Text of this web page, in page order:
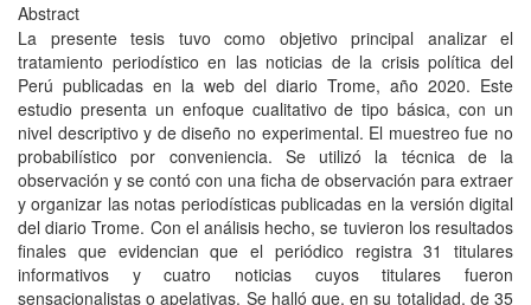
Abstract
La presente tesis tuvo como objetivo principal analizar el
tratamiento periodístico en las noticias de la crisis política del
Perú publicadas en la web del diario Trome, año 2020. Este
estudio presenta un enfoque cualitativo de tipo básica, con un
nivel descriptivo y de diseño no experimental. El muestreo fue no
probabilístico por conveniencia. Se utilizó la técnica de la
observación y se contó con una ficha de observación para extraer
y organizar las notas periodísticas publicadas en la versión digital
del diario Trome. Con el análisis hecho, se tuvieron los resultados
finales que evidencian que el periódico registra 31 titulares
informativos y cuatro noticias cuyos titulares fueron
sensacionalistas o apelativas. Se halló que, en su totalidad, de 35